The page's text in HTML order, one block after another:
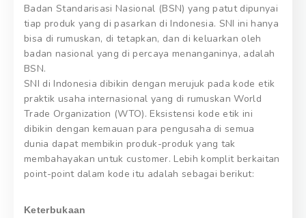
Badan Standarisasi Nasional (BSN) yang patut dipunyai
tiap produk yang di pasarkan di Indonesia. SNI ini hanya
bisa di rumuskan, di tetapkan, dan di keluarkan oleh
badan nasional yang di percaya menanganinya, adalah
BSN.
SNI di Indonesia dibikin dengan merujuk pada kode etik
praktik usaha internasional yang di rumuskan World
Trade Organization (WTO). Eksistensi kode etik ini
dibikin dengan kemauan para pengusaha di semua
dunia dapat membikin produk-produk yang tak
membahayakan untuk customer. Lebih komplit berkaitan
point-point dalam kode itu adalah sebagai berikut:
Keterbukaan